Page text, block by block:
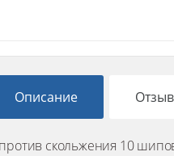
Описание
скольжения 10